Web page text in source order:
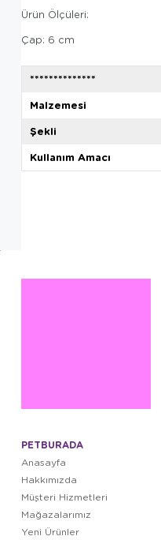
Ürün Ölçüleri:
Çap: 6 cm
**************
Malzemesi
Şekli
Kullanım Amacı
PETBURADA
Anasayfa
Hakkımızda
Müşteri Hizmetleri
Mağazalarımız
Yeni Ürünler